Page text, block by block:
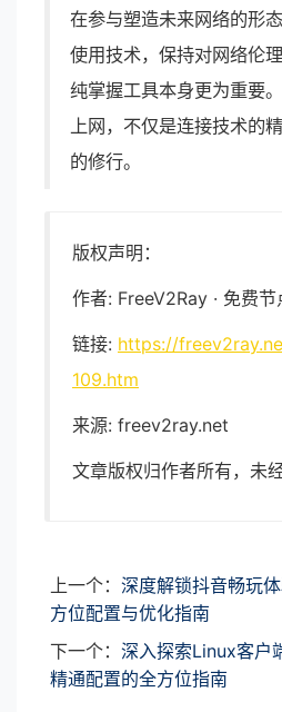
在参与塑造未来网络的形
使用技术，保持对网络伦
纯掌握工具本身更为重要
上网，不仅是连接技术的
的修行。
版权声明：
作者: FreeV2Ray · 免费
链接: https://
109.htm
来源: freev2ray.net
文章版权归作者所有，未
上一个： 深度解锁抖音畅玩
方位配置与优化指南
下一个： 深入探索Linux客户
精通配置的全方位指南